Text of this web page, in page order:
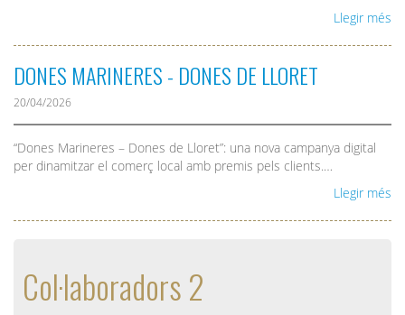
Llegir més
DONES MARINERES - DONES DE LLORET
20/04/2026
“Dones Marineres – Dones de Lloret”: una nova campanya digital
per dinamitzar el comerç local amb premis pels clients.…
Llegir més
Col·laboradors 2